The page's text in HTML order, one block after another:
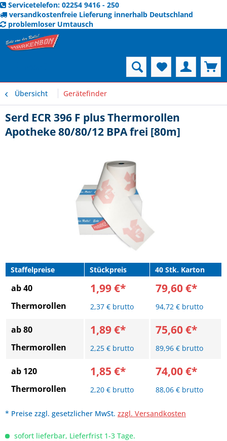
Servicetelefon: 02254 9416 - 250
versandkostenfreie Lieferung innerhalb Deutschland
problemloser Umtausch
Übersicht Gerätefinder
Serd ECR 396 F plus Thermorollen
Apotheke 80/80/12 BPA frei [80m]
Staffelpreise Stückpreis 40 Stk. Karton
ab 40
Thermorollen
1,99 €*
2,37 € brutto
79,60 €*
94,72 € brutto
ab 80
Thermorollen
1,89 €*
2,25 € brutto
75,60 €*
89,96 € brutto
ab 120
Thermorollen
1,85 €*
2,20 € brutto
74,00 €*
88,06 € brutto
* Preise zzgl. gesetzlicher MwSt. zzgl. Versandkosten
sofort lieferbar, Lieferfrist 1-3 Tage.